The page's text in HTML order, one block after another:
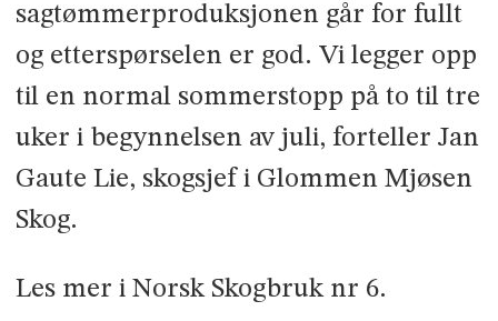
sagtømmerproduksjonen går for fullt
og etterspørselen er god. Vi legger opp
til en normal sommerstopp på to til tre
uker i begynnelsen av juli, forteller Jan
Gaute Lie, skogsjef i Glommen Mjøsen
Skog.
Les mer i Norsk Skogbruk nr 6.